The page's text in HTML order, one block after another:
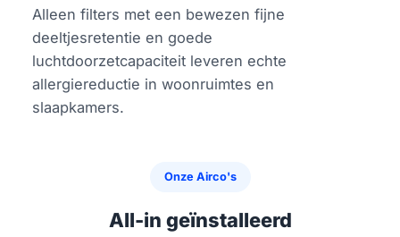
Alleen filters met een bewezen fijne
deeltjesretentie en goede
luchtdoorzetcapaciteit leveren echte
allergiereductie in woonruimtes en
slaapkamers.
Onze Airco's
All-in geïnstalleerd